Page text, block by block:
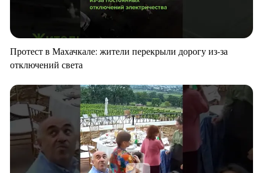
Протест в Махачкале: жители перекрыли дорогу из-за
отключений света